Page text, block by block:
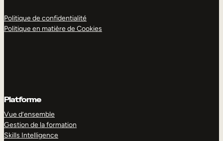
Politique de confidentialité
Politique en matière de Cookies
Platforme
Vue d’ensemble
Gestion de la formation
Skills Intelligence